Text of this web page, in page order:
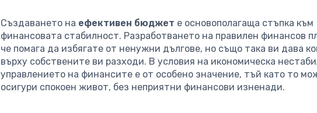
Създаването на ефективен бюджет е основополагаща стъпка към
финансовата стабилност. Разработването на правилен финансов
че помага да избягате от ненужни дългове, но също така ви дава
върху собствените ви разходи. В условия на икономическа
управлението на финансите е от особено значение, тъй като то
осигури спокоен живот, без неприятни финансови изненади.